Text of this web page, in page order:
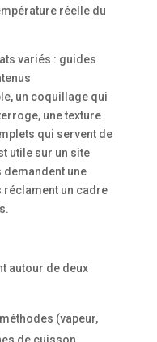
réelle du
variés : guides
un coquillage qui
une texture
qui servent de
utile sur un site
une
réclament un cadre
autour de deux
(vapeur,